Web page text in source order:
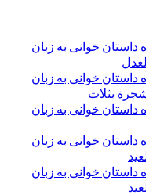
داستان خوانی به زبان
داستان خوانی به زبان
بثلاث
داستان خوانی به زبان
داستان خوانی به زبان
داستان خوانی به زبان